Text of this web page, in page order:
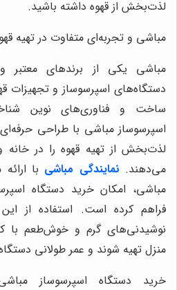
لذت‌بخش از قهوه داشته باشید.
مباشی و تجربه‌ای متفاوت در تهیه
مباشی یکی از برندهای معتبر
دستگاه‌های اسپرسوساز و تجهیزات
ساخت و فناوری‌های نوین
اسپرسوساز مباشی با طراحی
لذت‌بخش از تهیه قهوه را در خانه
می‌دهند. نمایندگی مباشی با
مباشی، امکان خرید دستگاه
فراهم کرده است. استفاده از
نوشیدنی‌های گرم و خوش‌طعم با
منزل تهیه شوند و عمر طولانی
خرید دستگاه اسپرسوساز